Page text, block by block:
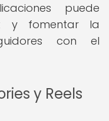
puede
y fomentar la
con el
y Reels